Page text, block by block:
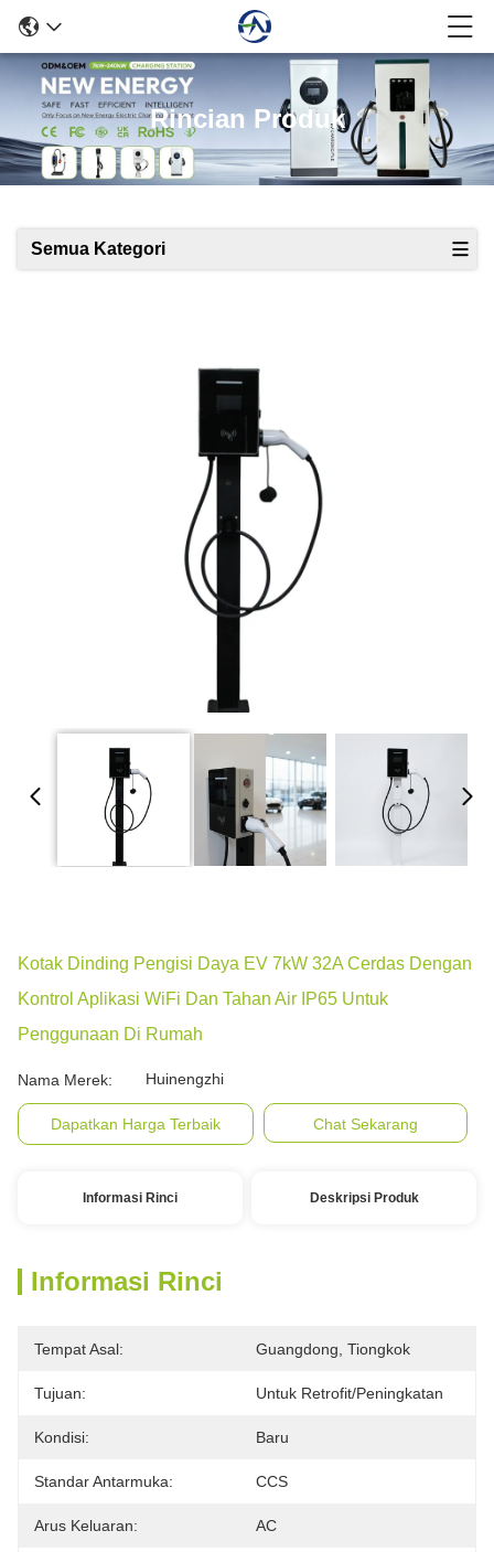
Rincian Produk
Semua Kategori
Kotak Dinding Pengisi Daya EV 7kW 32A Cerdas Dengan
Kontrol Aplikasi WiFi Dan Tahan Air IP65 Untuk
Penggunaan Di Rumah
Nama Merek: Huinengzhi
Dapatkan Harga Terbaik Chat Sekarang
Informasi Rinci Deskripsi Produk
Informasi Rinci
Tempat Asal: Guangdong, Tiongkok
Tujuan: Untuk Retrofit/peningkatan
Kondisi: Baru
Standar Antarmuka: CCS
Arus Keluaran: AC